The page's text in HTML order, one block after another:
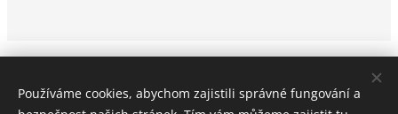
tel: 721 731 609, e-mail:
monika.kasparova@gmail.com
Používáme cookies, abychom zajistili správné fungování a